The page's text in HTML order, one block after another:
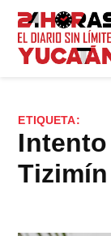
Saltar
contenido
ETIQUETA:
intento de feminicidio
Tizimín